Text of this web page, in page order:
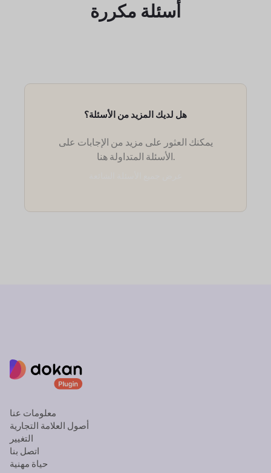
أسئلة مكررة
هل لديك المزيد من الأسئلة؟
يمكنك العثور على مزيد من الإجابات على
الأسئلة المتداولة هنا.
معلومات عنا
أصول العلامة التجارية
التغيير
اتصل بنا
حياة مهنية